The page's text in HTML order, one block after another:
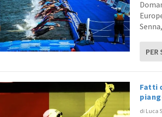
PER
Fatti
di Luca